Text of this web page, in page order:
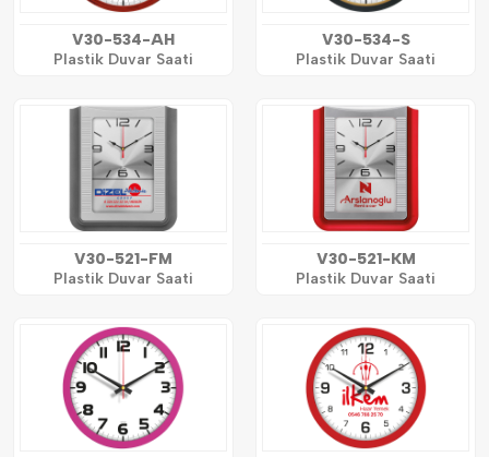
V30-534-AH
Plastik Duvar Saati
V30-534-S
Plastik Duvar Saati
V30-521-FM
Plastik Duvar Saati
V30-521-KM
Plastik Duvar Saati